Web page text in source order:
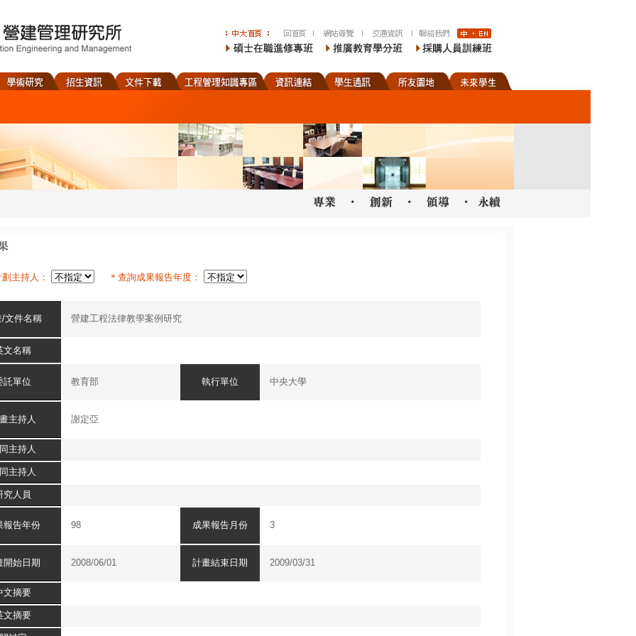
主持人： ＊查詢成果報告年度：
/文件名稱 營建工程法律教學案例研究
文名稱
託單位 教育部 執行單位 中央大學
主持人 謝定亞
主持人
主持人
究人員
報告年份 98 成果報告月份 3
開始日期 2008/06/01 計畫結束日期 2009/03/31
文摘要
文摘要